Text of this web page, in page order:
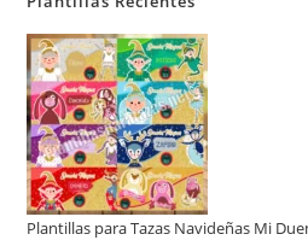
Plantillas para Tazas Navideñas Mi